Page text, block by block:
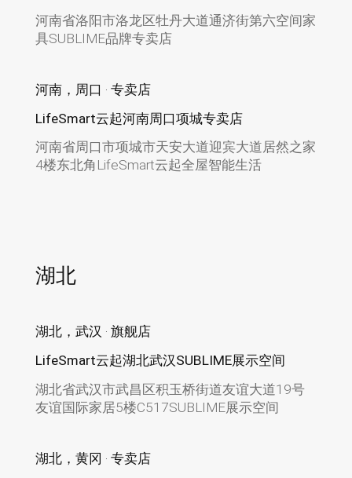
河南省洛阳市洛龙区牡丹大道通济街第六空间家
具SUBLIME品牌专卖店
河南，周口 · 专卖店
LifeSmart云起河南周口项城专卖店
河南省周口市项城市天安大道迎宾大道居然之家
4楼东北角LifeSmart云起全屋智能生活
湖北
湖北，武汉 · 旗舰店
LifeSmart云起湖北武汉SUBLIME展示空间
湖北省武汉市武昌区积玉桥街道友谊大道19号
友谊国际家居5楼C517SUBLIME展示空间
湖北，黄冈 · 专卖店